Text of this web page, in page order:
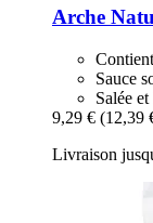
Arche
Sauce
Salée
9,29 € (12,39
Livraison